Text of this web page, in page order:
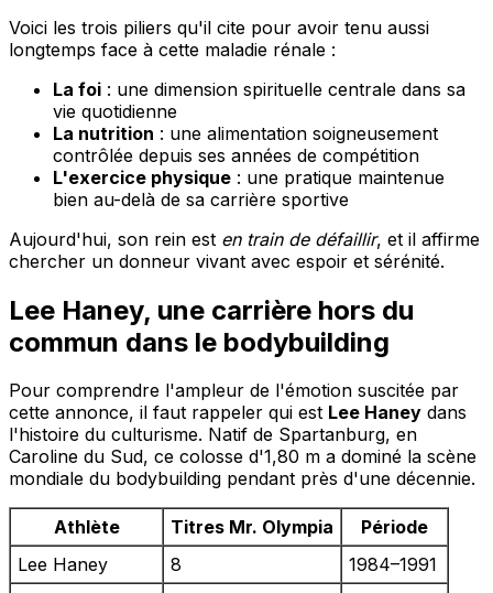
Voici les trois piliers qu'il cite pour avoir tenu aussi
longtemps face à cette maladie rénale :
La foi : une dimension spirituelle centrale dans sa
vie quotidienne
La nutrition : une alimentation soigneusement
contrôlée depuis ses années de compétition
L'exercice physique : une pratique maintenue
bien au-delà de sa carrière sportive
Aujourd'hui, son rein est en train de défaillir, et il affirme
chercher un donneur vivant avec espoir et sérénité.
Lee Haney, une carrière hors du
commun dans le bodybuilding
Pour comprendre l'ampleur de l'émotion suscitée par
cette annonce, il faut rappeler qui est Lee Haney dans
l'histoire du culturisme. Natif de Spartanburg, en
Caroline du Sud, ce colosse d'1,80 m a dominé la scène
mondiale du bodybuilding pendant près d'une décennie.
Athlète Titres Mr. Olympia
Période
Lee Haney
8
1984–1991